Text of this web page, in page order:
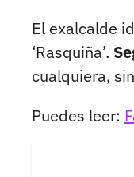
El exalcalde
‘Rasquiña’.
cualquiera,
Puedes leer: